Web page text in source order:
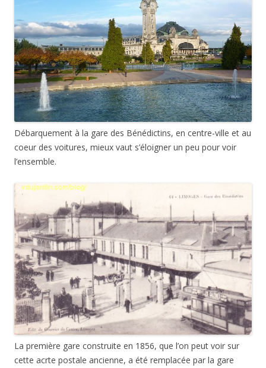
Débarquement à la gare des Bénédictins, en centre-ville et au
coeur des voitures, mieux vaut s’éloigner un peu pour voir
l’ensemble.
La première gare construite en 1856, que l’on peut voir sur
cette acrte postale ancienne, a été remplacée par la gare